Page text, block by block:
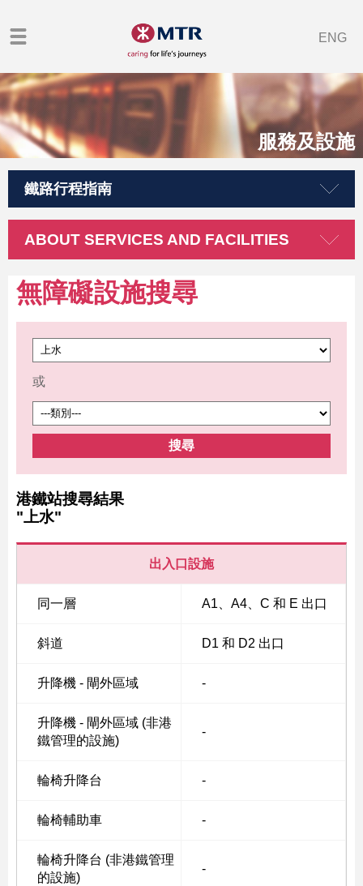
Content
ENG
服務及設施
鐵路行程指南
ABOUT SERVICES AND FACILITIES
無障礙設施搜尋
或
搜尋
港鐵站搜尋結果
"上水"
出入口設施
同一層 A1、A4、C 和 E 出口
斜道 D1 和 D2 出口
升降機 - 閘外區域 -
升降機 - 閘外區域 (非港
鐵管理的設施)
-
輪椅升降台 -
輪椅輔助車 -
輪椅升降台 (非港鐵管理
的設施)
-